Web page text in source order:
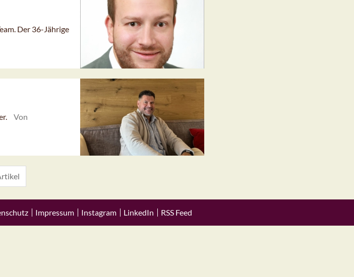
Der 36-Jährige
Von
Impressum Instagram LinkedIn RSS Feed